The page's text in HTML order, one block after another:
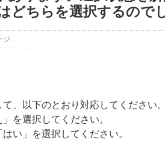
どちらを選択するので
ジ
、以下のとおり対応してください。
を選択してください。
い」を選択してください。